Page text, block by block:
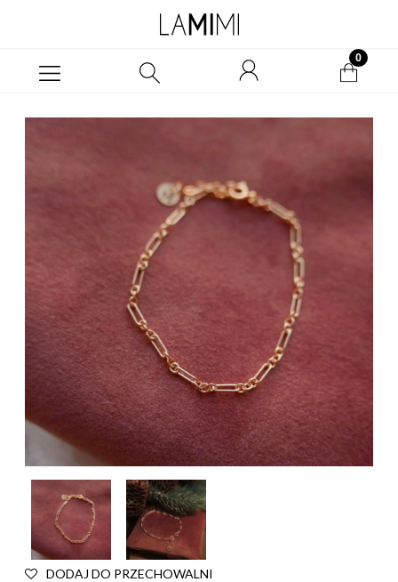
DODAJ DO PRZECHOWALNI